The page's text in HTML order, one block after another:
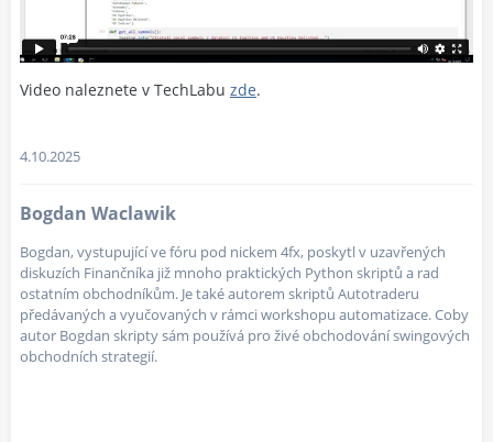
Video naleznete v TechLabu zde.
4.10.2025
Bogdan Waclawik
Bogdan, vystupující ve fóru pod nickem 4fx, poskytl v uzavřených
diskuzích Finančníka již mnoho praktických Python skriptů a rad
ostatním obchodníkům. Je také autorem skriptů Autotraderu
předávaných a vyučovaných v rámci workshopu automatizace. Coby
autor Bogdan skripty sám používá pro živé obchodování swingových
obchodních strategií.